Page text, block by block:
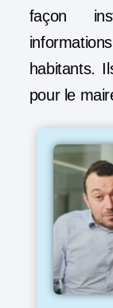
façon
habitants.
pour le